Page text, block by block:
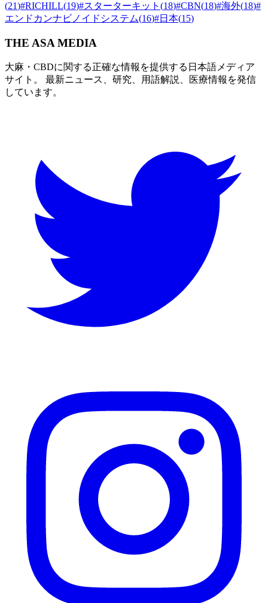
(21)#RICHILL(19)#スターターキット (18)#CBN(18)#海外(18)#
エンドカンナビノイドシステム(16)#日本(15)
THE ASA MEDIA
大麻・CBDに関する正確な情報を提供する日本語メディア
サイト。 最新ニュース、研究、用語解説、医療情報を発信
しています。